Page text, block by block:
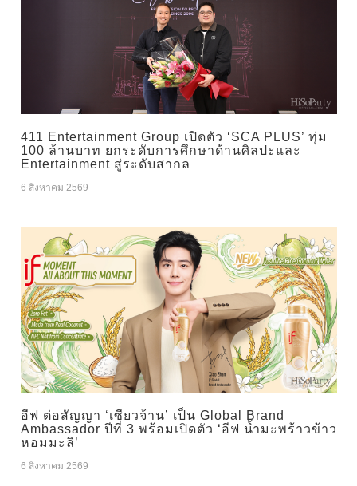
411 Entertainment Group เปิดตัว ‘SCA PLUS’ ทุ่ม
100 ล้านบาท ยกระดับการศึกษาด้านศิลปะและ
Entertainment สู่ระดับสากล
6 สิงหาคม 2569
อีฟ ต่อสัญญา ‘เซียวจ้าน’ เป็น Global Brand
Ambassador ปีที่ 3 พร้อมเปิดตัว ‘อีฟ น้ำมะพร้าวข้าว
หอมมะลิ’
6 สิงหาคม 2569